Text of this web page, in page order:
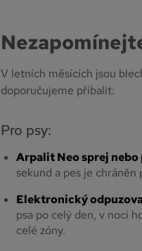
V letních měsících jsou
doporučujeme přibalit:
Pro psy:
Arpalit Neo sprej nebo
sekund a pes je
Elektronický
psa po celý den, v noci
celé zóny.